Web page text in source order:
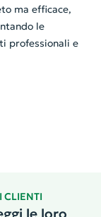
ma efficace,
le
professionali e
CLIENTI